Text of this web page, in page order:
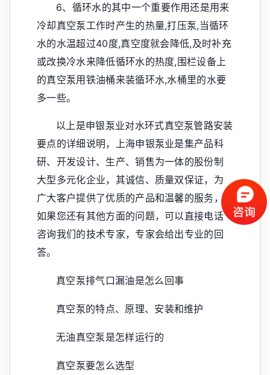
6、循环水的其中一个重要作用还是用来
冷却真空泵工作时产生的热量,打压泵,当循环
水的水温超过40度,真空度就会降低,及时补充
或改换冷水来降低循环水的热度,围栏设备上
的真空泵用铁油桶来装循环水,水桶里的水要
多一些。
以上是申银泵业对水环式真空泵管路安装
要点的详细说明，上海申银泵业是集产品科
研、开发设计、生产、销售为一体的股份制
大型多元化企业，其诚信、质量双保证，为
广大客户提供了优质的产品和温馨的服务，
如果您还有其他方面的问题，可以直接电话
咨询我们的技术专家，专家会给出专业的回
答。
真空泵排气口漏油是怎么回事
真空泵的特点、原理、安装和维护
无油真空泵是怎样运行的
真空泵要怎么选型